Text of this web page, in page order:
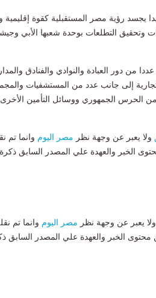
يجسد رؤية مصر المستقبلية كقوة إقليمية
وتحقيق التطلعات بوحدة شعبها الأبي
من دور العبادة والنوادي والفنادق
إلى جانب عدد من المستشفيات
من الحرس الجمهوري ووسائل التأمين الأخرى
ولا يعبر عن وجهة نظر مصر اليوم وانما تم
الخبر والعهدة علي المصدر السابق ذكرة.
ولا يعبر عن وجهة نظر مصر اليوم وانما تم
الخبر والعهدة علي المصدر السابق